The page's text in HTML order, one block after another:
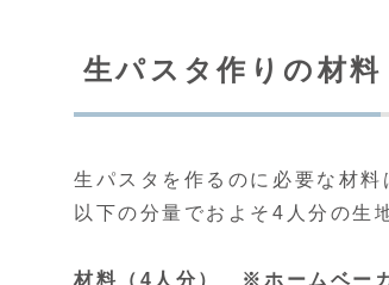
生パスタ作りの材料
生パスタを作るのに必要な材料
以下の分量でおよそ4人分の生
材料（4人分） ※ホームベー